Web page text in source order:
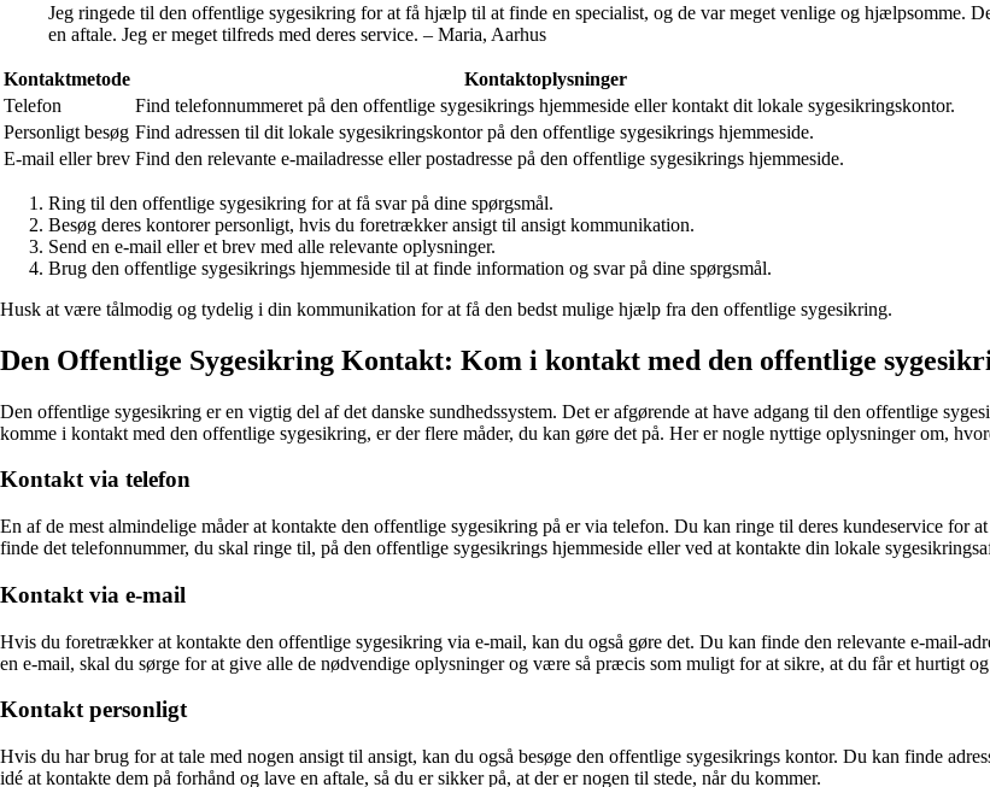
Jeg ringede til den offentlige sygesikring for at få hjælp til at finde en specialist, og de var meget venlige og hjælpsomme.
en aftale. Jeg er meget tilfreds med deres service. – Maria, Aarhus
Kontaktmetode
Kontaktoplysninger
Telefon
Find telefonnummeret på den offentlige sygesikrings hjemmeside eller kontakt dit lokale sygesikringskontor.
Personligt besøg Find adressen til dit lokale sygesikringskontor på den offentlige sygesikrings hjemmeside.
E-mail eller brev Find den relevante e-mailadresse eller postadresse på den offentlige sygesikrings hjemmeside.
Ring til den offentlige sygesikring for at få svar på dine spørgsmål.
Besøg deres kontorer personligt, hvis du foretrækker ansigt til ansigt kommunikation.
Send en e-mail eller et brev med alle relevante oplysninger.
Brug den offentlige sygesikrings hjemmeside til at finde information og svar på dine spørgsmål.
Husk at være tålmodig og tydelig i din kommunikation for at få den bedst mulige hjælp fra den offentlige sygesikring.
Den Offentlige Sygesikring Kontakt: Kom i kontakt med den offentlige
Den offentlige sygesikring er en vigtig del af det danske sundhedssystem. Det er afgørende at have adgang til den offentlige
komme i kontakt med den offentlige sygesikring, er der flere måder, du kan gøre det på. Her er nogle nyttige oplysninger om,
Kontakt via telefon
En af de mest almindelige måder at kontakte den offentlige sygesikring på er via telefon. Du kan ringe til deres kundeservice for
finde det telefonnummer, du skal ringe til, på den offentlige sygesikrings hjemmeside eller ved at kontakte din lokale
Kontakt via e-mail
Hvis du foretrækker at kontakte den offentlige sygesikring via e-mail, kan du også gøre det. Du kan finde den relevante e-mail-
en e-mail, skal du sørge for at give alle de nødvendige oplysninger og være så præcis som muligt for at sikre, at du får et hurtigt
Kontakt personligt
Hvis du har brug for at tale med nogen ansigt til ansigt, kan du også besøge den offentlige sygesikrings kontor. Du kan finde
idé at kontakte dem på forhånd og lave en aftale, så du er sikker på, at der er nogen til stede, når du kommer.